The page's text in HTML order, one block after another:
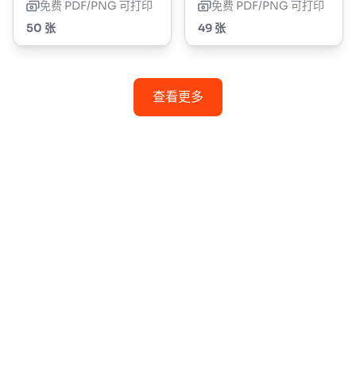
免费 PDF/PNG 可打印
50 张
免费 PDF/PNG 可打印
49 张
查看更多